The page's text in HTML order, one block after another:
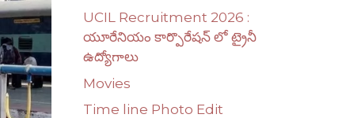
UCIL Recruitment 2026 :
యూరేనియం కార్పొరేషన్ లో ట్రైనీ
ఉద్యోగాలు
Movies
Time line Photo Edit